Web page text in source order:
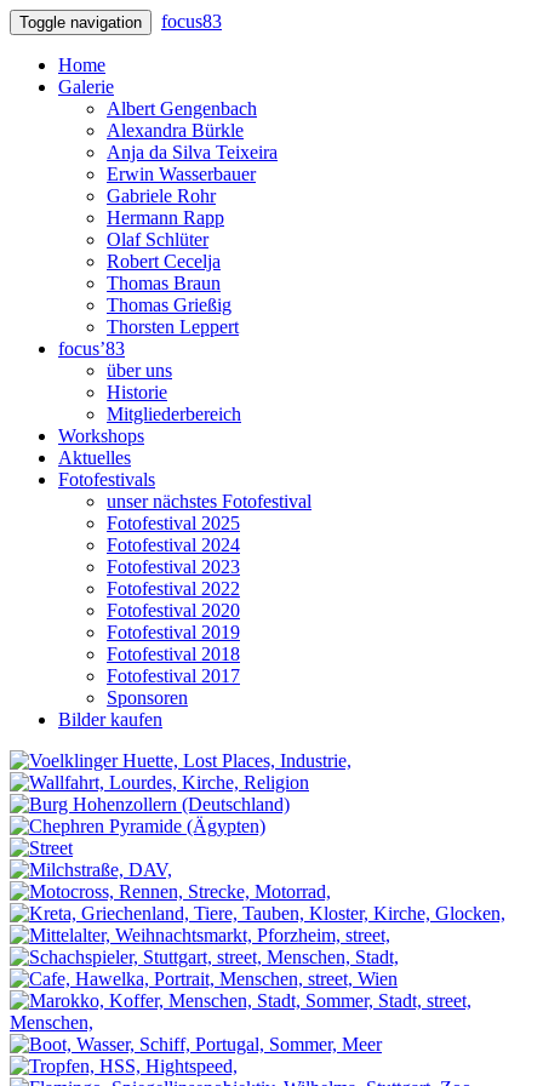
Toggle navigation focus83
Home
Galerie
Albert Gengenbach
Alexandra Bürkle
Anja da Silva Teixeira
Erwin Wasserbauer
Gabriele Rohr
Hermann Rapp
Olaf Schlüter
Robert Cecelja
Thomas Braun
Thomas Grießig
Thorsten Leppert
focus’83
über uns
Historie
Mitgliederbereich
Workshops
Aktuelles
Fotofestivals
unser nächstes Fotofestival
Fotofestival 2025
Fotofestival 2024
Fotofestival 2023
Fotofestival 2022
Fotofestival 2020
Fotofestival 2019
Fotofestival 2018
Fotofestival 2017
Sponsoren
Bilder kaufen